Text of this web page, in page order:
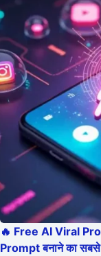
🔥 Free AI Viral
Prompt बनाने का